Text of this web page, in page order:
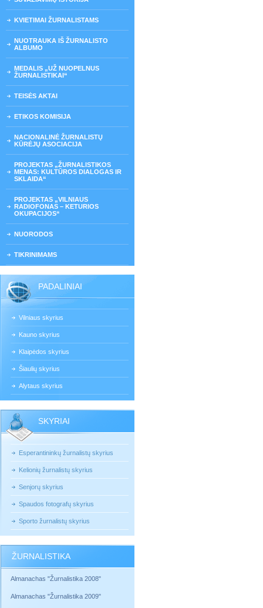
KVIETIMAI ŽURNALISTAMS
NUOTRAUKA IŠ ŽURNALISTO
ALBUMO
MEDALIS „UŽ NUOPELNUS
ŽURNALISTIKAI“
TEISĖS AKTAI
ETIKOS KOMISIJA
NACIONALINĖ ŽURNALISTŲ
KŪRĖJŲ ASOCIACIJA
PROJEKTAS „ŽURNALISTIKOS
MENAS: KULTŪROS DIALOGAS IR
SKLAIDA“
PROJEKTAS „VILNIAUS
RADIOFONAS – KETURIOS
OKUPACIJOS“
NUORODOS
TIKRINIMAMS
PADALINIAI
Vilniaus skyrius
Kauno skyrius
Klaipėdos skyrius
Šiaulių skyrius
Alytaus skyrius
SKYRIAI
Esperantininkų žurnalistų skyrius
Kelionių žurnalistų skyrius
Senjorų skyrius
Spaudos fotografų skyrius
Sporto žurnalistų skyrius
ŽURNALISTIKA
Almanachas "Žurnalistika 2008"
Almanachas "Žurnalistika 2009"